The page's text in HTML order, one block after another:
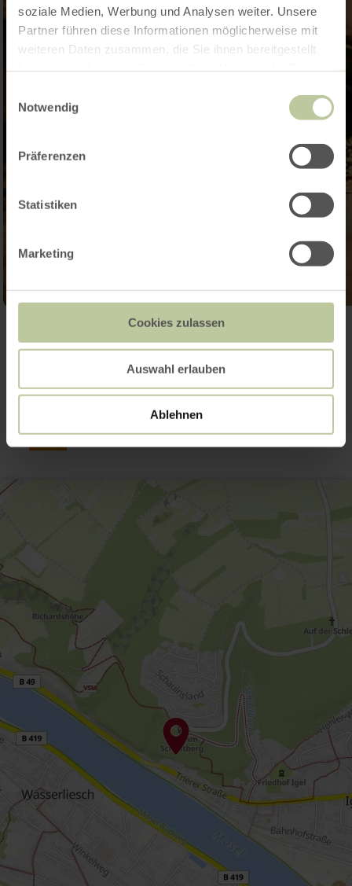
soziale Medien, Werbung und Analysen weiter. Unsere
Partner führen diese Informationen möglicherweise mit
weiteren Daten zusammen, die Sie ihnen bereitgestellt
Notwendig
Präferenzen
Statistiken
Marketing
Cookies zulassen
Auswahl erlauben
Ablehnen
Galerie öffnen
Kontakt